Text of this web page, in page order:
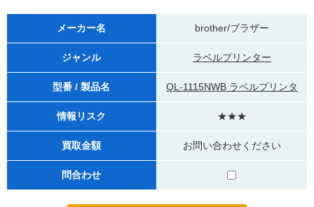
メーカー名 brother/ブラザー
ジャンル ラベルプリンター
型番 / 製品名 QL-1115NWB ラベルプリンタ
情報リスク ★★★
買取金額 お問い合わせください
問合わせ